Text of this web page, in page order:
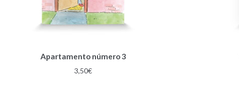
Apartamento número 3
3,50€